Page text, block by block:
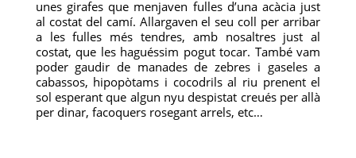
unes girafes que menjaven fulles d’una acàcia just
al costat del camí. Allargaven el seu coll per arribar
a les fulles més tendres, amb nosaltres just al
costat, que les haguéssim pogut tocar. També vam
poder gaudir de manades de zebres i gaseles a
cabassos, hipopòtams i cocodrils al riu prenent el
sol esperant que algun nyu despistat creués per allà
per dinar, facoquers rosegant arrels, etc…